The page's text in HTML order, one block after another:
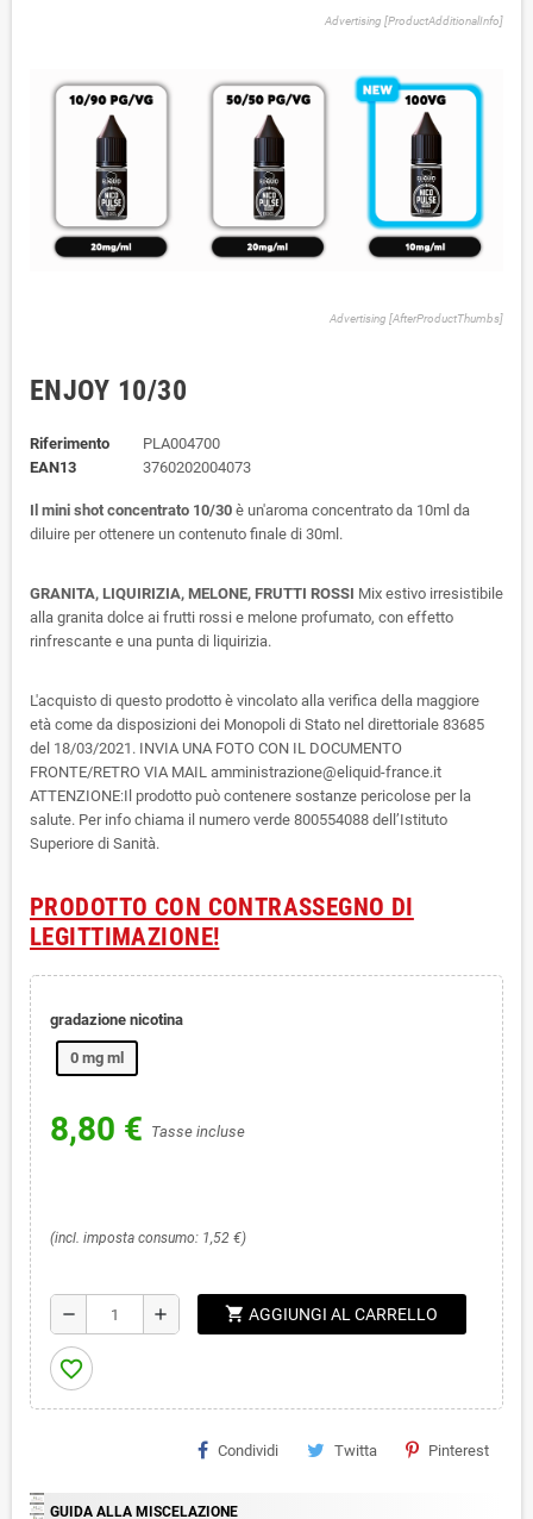
Advertising [ProductAdditionalInfo]
Advertising [AfterProductThumbs]
ENJOY 10/30
Riferimento
PLA004700
EAN13
3760202004073
Il mini shot concentrato 10/30 è un'aroma concentrato da 10ml da
diluire per ottenere un contenuto finale di 30ml.
GRANITA, LIQUIRIZIA, MELONE, FRUTTI ROSSI Mix estivo irresistibile
alla granita dolce ai frutti rossi e melone profumato, con effetto
rinfrescante e una punta di liquirizia.
L'acquisto di questo prodotto è vincolato alla verifica della maggiore
età come da disposizioni dei Monopoli di Stato nel direttoriale 83685
del 18/03/2021. INVIA UNA FOTO CON IL DOCUMENTO
FRONTE/RETRO VIA MAIL amministrazione@eliquid-france.it
ATTENZIONE:Il prodotto può contenere sostanze pericolose per la
salute. Per info chiama il numero verde 800554088 dell’Istituto
Superiore di Sanità.
PRODOTTO CON CONTRASSEGNO DI
LEGITTIMAZIONE!
gradazione nicotina
0 mg ml
8,80 € Tasse incluse
(incl. imposta consumo: 1,52 €)
remove add shopping_cart AGGIUNGI AL CARRELLO
favorite_border
Condividi Twitta Pinterest
GUIDA ALLA MISCELAZIONE